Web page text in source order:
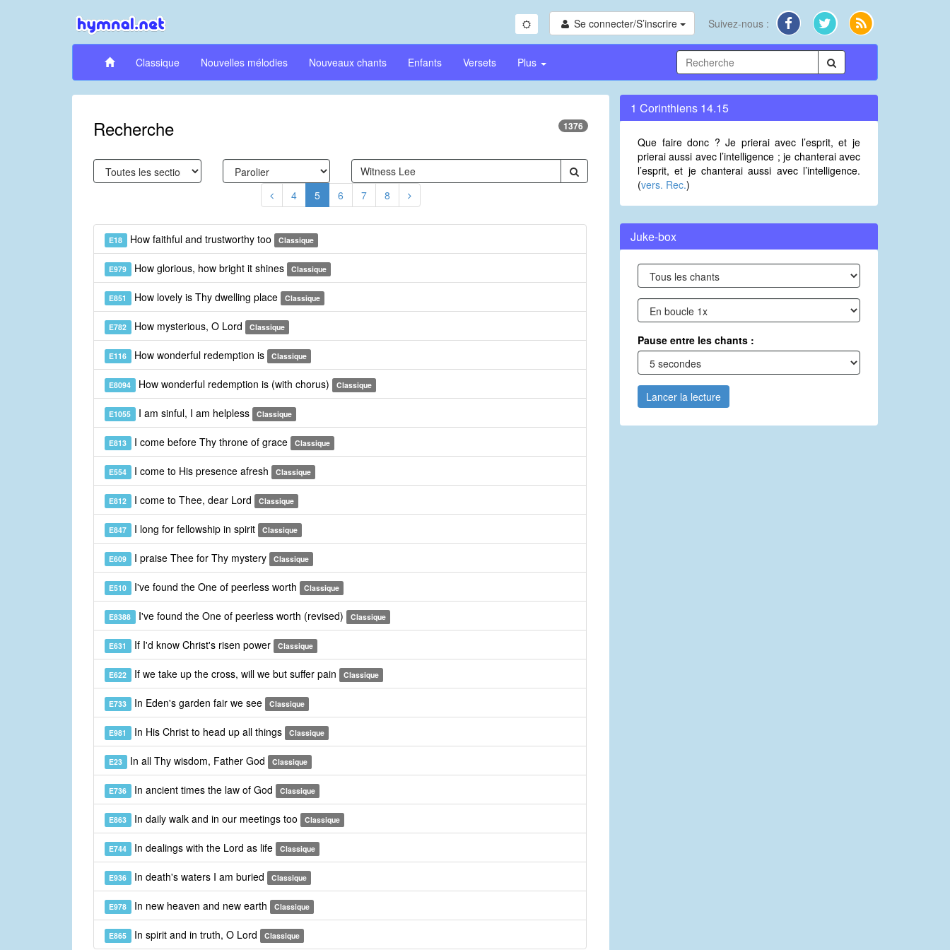
Se connecter/S’inscrire Suivez-nous :
Classique Nouvelles mélodies Nouveaux chants Enfants Versets Plus
Recherche 1376
4 5 6 7 8
E18 How faithful and trustworthy too Classique
E979 How glorious, how bright it shines Classique
E851 How lovely is Thy dwelling place Classique
E782 How mysterious, O Lord Classique
E116 How wonderful redemption is Classique
E8094 How wonderful redemption is (with chorus) Classique
E1055 I am sinful, I am helpless Classique
E813 I come before Thy throne of grace Classique
E554 I come to His presence afresh Classique
E812 I come to Thee, dear Lord Classique
E847 I long for fellowship in spirit Classique
E609 I praise Thee for Thy mystery Classique
E510 I've found the One of peerless worth Classique
E8388 I've found the One of peerless worth (revised) Classique
E631 If I'd know Christ's risen power Classique
E622 If we take up the cross, will we but suffer pain Classique
E733 In Eden's garden fair we see Classique
E981 In His Christ to head up all things Classique
E23 In all Thy wisdom, Father God Classique
E736 In ancient times the law of God Classique
E863 In daily walk and in our meetings too Classique
E744 In dealings with the Lord as life Classique
E936 In death's waters I am buried Classique
E978 In new heaven and new earth Classique
E865 In spirit and in truth, O Lord Classique
1 Corinthiens 14.15
Que faire donc ? Je prierai avec l’esprit, et je
prierai aussi avec l’intelligence ; je chanterai avec
l’esprit, et je chanterai aussi avec l’intelligence.
(vers. Rec.)
Juke-box
Pause entre les chants :
Lancer la lecture